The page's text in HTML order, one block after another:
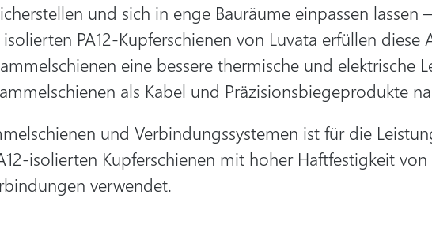
und sich in enge Bauräume einpassen lassen
PA12-Kupferschienen von Luvata erfüllen
eine bessere thermische und elektrische
als Kabel und Präzisionsbiegeprodukte
und Verbindungssystemen ist für die
isolierten Kupferschienen mit hoher Haftfestigkeit
verwendet.